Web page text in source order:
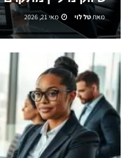
מאתטל לוי מאי 21, 2026